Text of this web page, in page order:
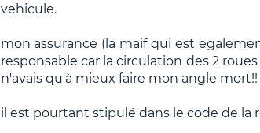
vehicule.
mon assurance (la maif qui est
responsable car la circulation des 2
n'avais qu'à mieux faire mon angle mort!!
il est pourtant stipulé dans le code de la